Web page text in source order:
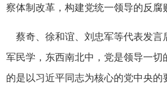
察体制改革，构建党统一领导的反腐
蔡奇、徐和谊、刘忠军等代表发言
军民学，东西南北中，党是领导一切
的是以习近平同志为核心的党中央的